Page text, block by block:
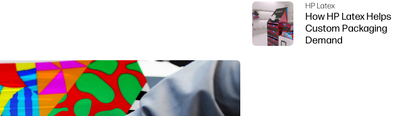
HP Latex
How HP Latex Helps
Custom Packaging
Demand